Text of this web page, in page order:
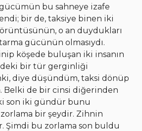
bu sahneye izafe
bir de, taksiye binen iki
o an duydukları
gücünün olmasıydı.
köşede buluşan iki insanın
bir tür gerginliği
diye düşündüm, taksi dönüp
Belki de bir cinsi diğerinden
son iki gündür bunu
bir şeydir. Zihnin
Şimdi bu zorlama son buldu